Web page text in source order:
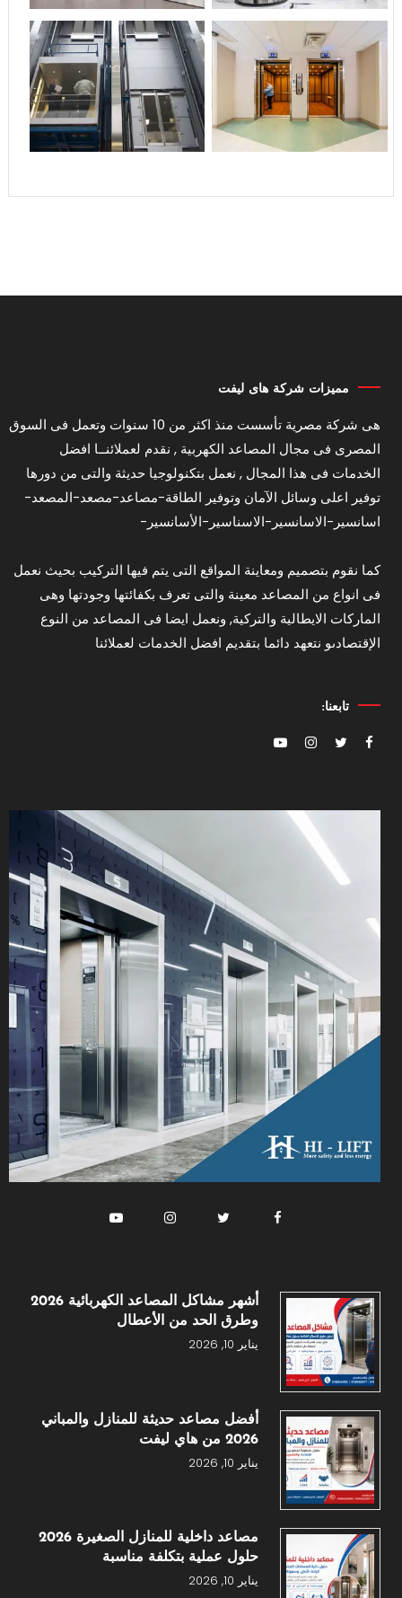
مميزات شركة هاى ليفت
هى شركة مصرية تأسست منذ اكثر من 10 سنوات وتعمل فى السوق
المصرى فى مجال المصاعد الكهربية , نقدم لعملائنــا افضل
الخدمات فى هذا المجال , نعمل بتكنولوجيا حديثة والتى من دورها
توفير اعلى وسائل الآمان وتوفير الطاقة-مصاعد-مصعد-المصعد-
اسانسير-الاسانسير-الاسناسير-الأسانسير-
كما نقوم بتصميم ومعاينة المواقع التى يتم فيها التركيب بحيث نعمل
فى انواع من المصاعد معينة والتى تعرف بكفائتها وجودتها وهى
الماركات الايطالية والتركية, ونعمل ايضا فى المصاعد من النوع
الإقتصادىو نتعهد دائما بتقديم افضل الخدمات لعملائنا
تابعنا:
أشهر مشاكل المصاعد الكهربائية 2026
وطرق الحد من الأعطال
يناير 10, 2026
أفضل مصاعد حديثة للمنازل والمباني
2026 من هاي ليفت
يناير 10, 2026
مصاعد داخلية للمنازل الصغيرة 2026
حلول عملية بتكلفة مناسبة
يناير 10, 2026